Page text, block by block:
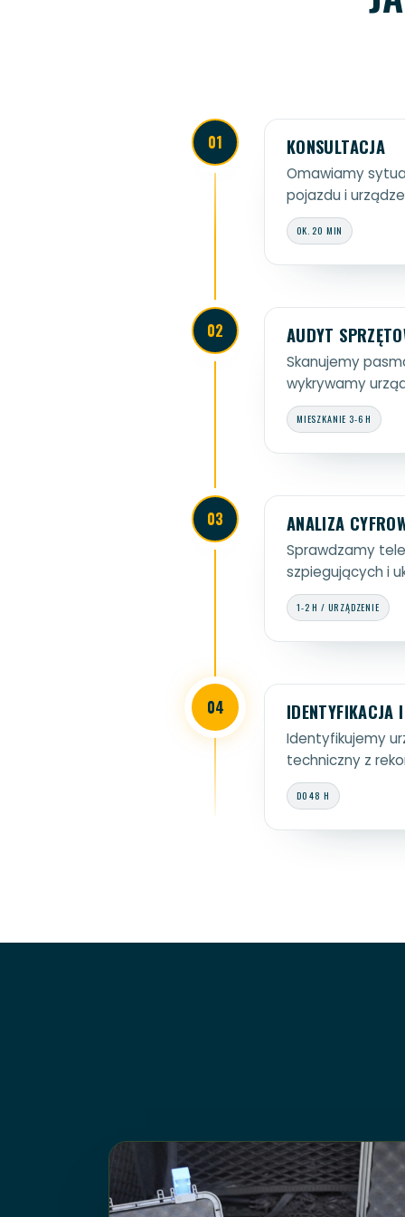
01 KONSULTACJA
Omawiamy
pojazdu i
OK. 20 MIN
02 AUDYT
Skanujemy
wykrywamy
MIESZKANIE 3-6 H
03 ANALIZA
Sprawdzamy
szpiegujących i
1-2 H / URZĄDZENIE
04 IDENTYFIKACJA
Identyfikujemy
techniczny z
DO 48 H